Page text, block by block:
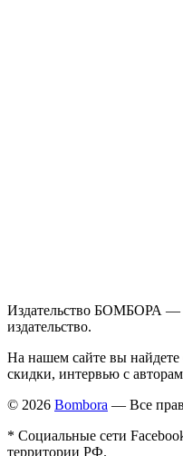
Издательство БОМБОРА —
издательство.
На нашем сайте вы
скидки, интервью с
© 2026 Bombora — Все
* Социальные сети
территории РФ.